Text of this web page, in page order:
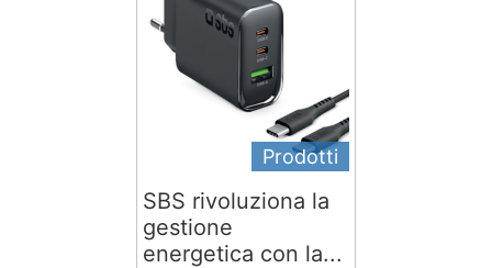
Prodotti
SBS rivoluziona la
gestione
energetica con la...